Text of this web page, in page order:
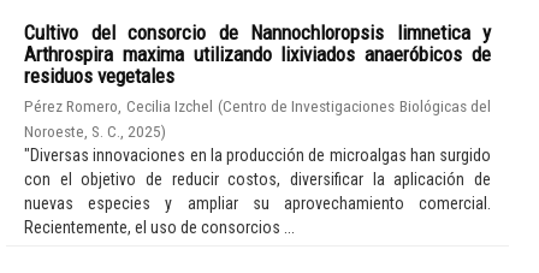
Cultivo del consorcio de Nannochloropsis limnetica y
Arthrospira maxima utilizando lixiviados anaeróbicos de
residuos vegetales
Pérez Romero, Cecilia Izchel (Centro de Investigaciones Biológicas del
Noroeste, S. C.
2025)
"Diversas innovaciones en la producción de microalgas han surgido
con el objetivo de reducir costos, diversificar la aplicación de
nuevas especies y ampliar su aprovechamiento comercial.
Recientemente, el uso de consorcios ...